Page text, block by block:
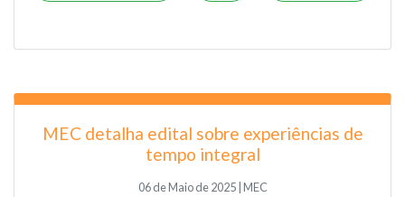
MEC detalha edital sobre experiências de
tempo integral
06 de Maio de 2025 | MEC